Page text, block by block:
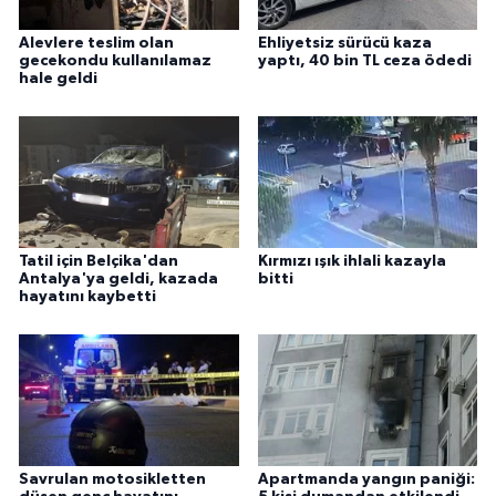
Alevlere teslim olan
gecekondu kullanılamaz
hale geldi
Ehliyetsiz sürücü kaza
yaptı, 40 bin TL ceza ödedi
Tatil için Belçika'dan
Antalya'ya geldi, kazada
hayatını kaybetti
Kırmızı ışık ihlali kazayla
bitti
Savrulan motosikletten
Apartmanda yangın paniği: